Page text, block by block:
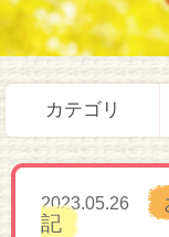
カテゴリ
2023.05.26
記